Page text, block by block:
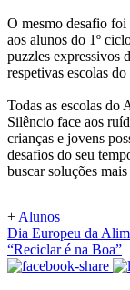
O mesmo desafio foi
aos alunos do 1º
puzzles expressivos
respetivas escolas
Todas as escolas do
Silêncio face aos
crianças e jovens
desafios do seu
buscar soluções
+ Alunos
Dia Europeu da
“Reciclar é na Boa”